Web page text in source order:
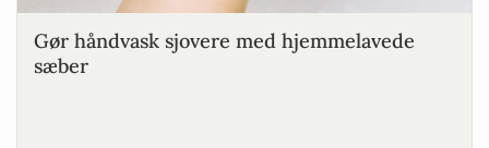
Gør håndvask sjovere med hjemmelavede
sæber